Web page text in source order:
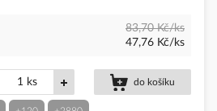
83,70 Kč/ks
47,76 Kč/ks
ks do košíku